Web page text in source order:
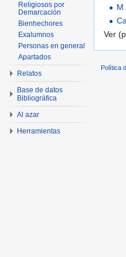
Ver
Religiosos por
Demarcación
Bienhechores
Exalumnos
Personas en general
Apartados
Relatos
Base de datos
Bibliográfica
Al azar
Herramientas
Política